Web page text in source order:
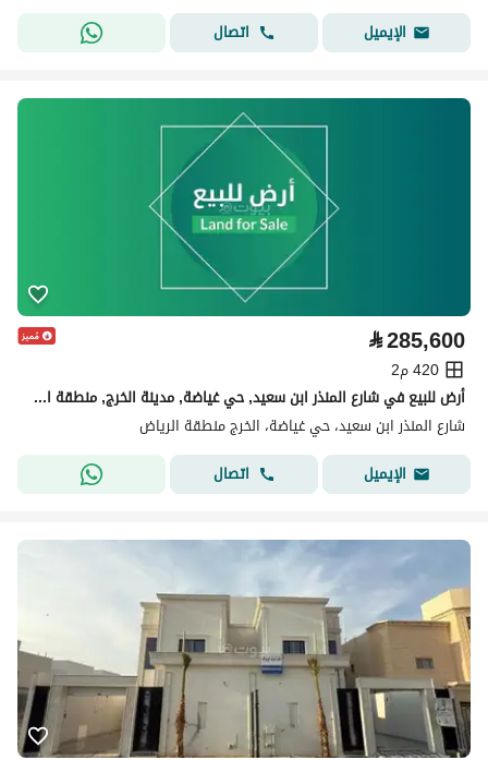
الإيميل
اتصال
⃁285,600
420 م2
أرض للبيع في شارع المنذر ابن سعيد, حي غياضة, مدينة الخرج, منطقة الرياض
شارع المنذر ابن سعيد، حي غياضة، الخرج منطقة الرياض
الإيميل
اتصال